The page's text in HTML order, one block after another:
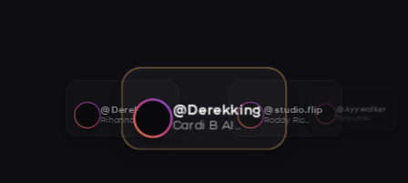
@Derekking
Cardi B AI voice
@studio.flip
Roddy Ricch AI voice
@Ayywalker
@Derekking
Rihanna AI voice